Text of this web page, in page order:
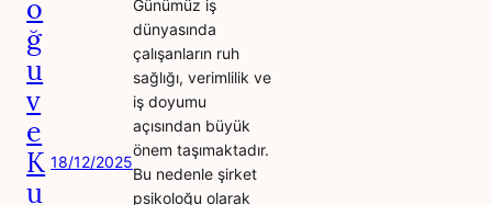
o
ğ
u
v
e
K
u
18/12/2025
Günümüz iş
dünyasında
çalışanların ruh
sağlığı, verimlilik ve
iş doyumu
açısından büyük
önem taşımaktadır.
Bu nedenle şirket
psikoloğu olarak